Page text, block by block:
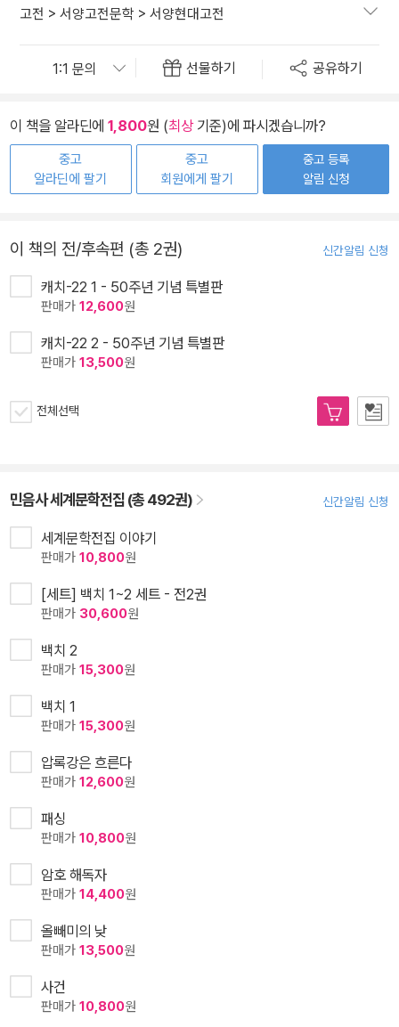
고전 > 서양고전문학 > 서양현대고전
선물하기 공유하기
이 책을 알라딘에 1,800원 (최상기준)에 파시겠습니까?
중고
알라딘에 팔기
중고
회원에게 팔기
중고 등록
알림 신청
이 책의 전/후속편 (총 2권) 신간알림 신청
캐치-22 1 - 50주년 기념 특별판
판매가 12,600원
캐치-22 2 - 50주년 기념 특별판
판매가 13,500원
전체선택
민음사 세계문학전집 (총 492권) 신간알림 신청
세계문학전집 이야기
판매가 10,800원
[세트] 백치 1~2 세트 - 전2권
판매가 30,600원
백치 2
판매가 15,300원
백치 1
판매가 15,300원
압록강은 흐른다
판매가 12,600원
패싱
판매가 10,800원
암호 해독자
판매가 14,400원
올빼미의 낮
판매가 13,500원
사건
판매가 10,800원